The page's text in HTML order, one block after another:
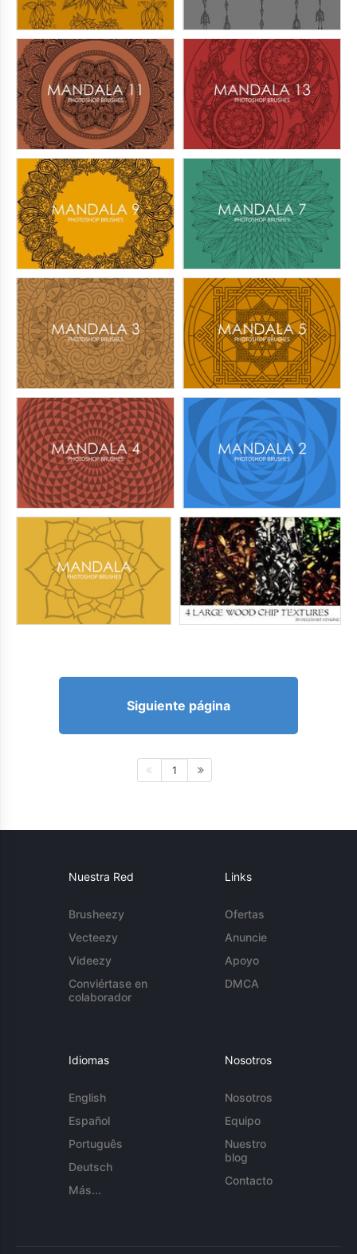
Siguiente página
1
Nuestra Red
Brusheezy
Vecteezy
Videezy
Conviértase en
colaborador
Links
Ofertas
Anuncie
Apoyo
DMCA
Idiomas
English
Español
Português
Deutsch
Más...
Nosotros
Nosotros
Equipo
Nuestro
blog
Contacto